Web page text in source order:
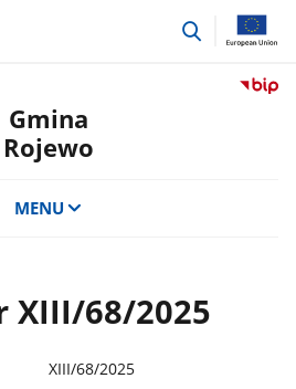
przejdź
Przejdź
Gmina
Rojewo
MENU
XIII/68/2025
XIII/68/2025